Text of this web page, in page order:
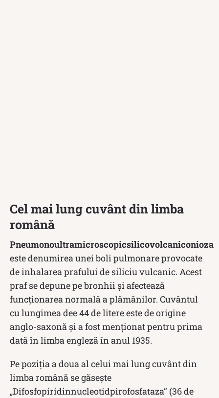
Cel mai lung cuvânt din limba
română
Pneumonoultramicroscopicsilicovolcaniconioza
este denumirea unei boli pulmonare provocate
de inhalarea prafului de siliciu vulcanic. Acest
praf se depune pe bronhii și afectează
funcționarea normală a plămânilor. Cuvântul
cu lungimea dee 44 de litere este de origine
anglo-saxonă și a fost menționat pentru prima
dată în limba engleză în anul 1935.
Pe poziția a doua al celui mai lung cuvânt din
limba română se găsește
„Difosfopiridinnucleotidpirofosfataza” (36 de